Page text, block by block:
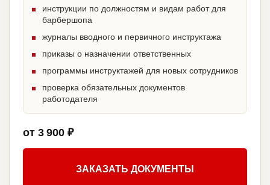
инструкции по должностям и видам работ для
барбершопа
журналы вводного и первичного инструктажа
приказы о назначении ответственных
программы инструктажей для новых сотрудников
проверка обязательных документов
работодателя
от 3 900 ₽
ЗАКАЗАТЬ ДОКУМЕНТЫ